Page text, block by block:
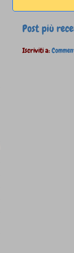
Post più
Iscriviti a: